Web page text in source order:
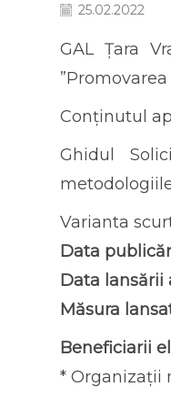
25.02.2022
GAL Țara
Conținutul
Ghidul
Varianta
Data
Data lansării
Măsura
Beneficiarii
* Organizații